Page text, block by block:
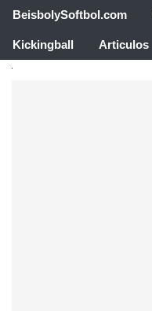
BeisbolySoftbol.com
Kickingball Articulos